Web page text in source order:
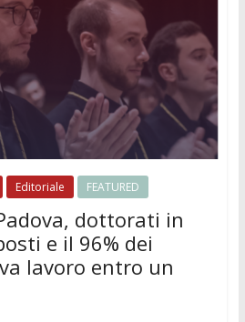
Editoriale FEATURED
dottorati in
e il 96% dei
lavoro entro un